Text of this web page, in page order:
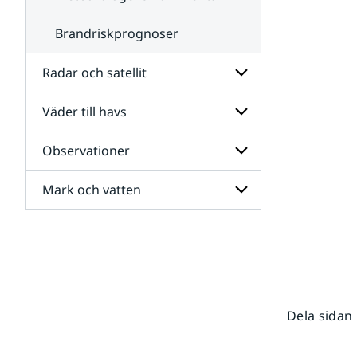
Brandriskprognoser
Radar och satellit
Undersidor
för
Radar
och
satellit
Väder till havs
Undersidor
för
Väder
till
havs
Observationer
Undersidor
för
Mark och vatten
Dela sidan